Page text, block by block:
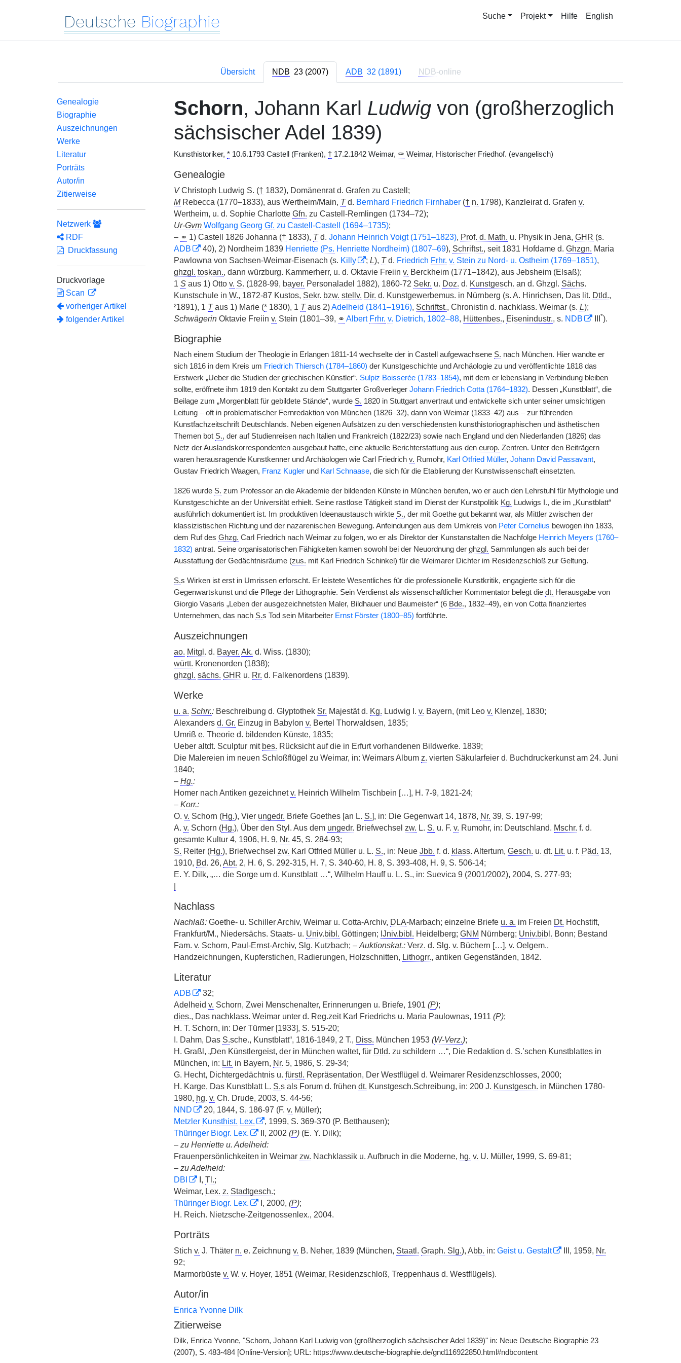
Deutsche Biographie Suche Projekt Hilfe English
Übersicht NDB 23 (2007) ADB 32 (1891) NDB-online
Genealogie
Biographie
Auszeichnungen
Werke
Literatur
Porträts
Autor/in
Zitierweise
Netzwerk
RDF
Druckfassung
Druckvorlage
Scan
vorheriger Artikel
folgender Artikel
Schorn, Johann Karl Ludwigvon (großherzoglich
sächsischer Adel 1839)
Kunsthistoriker, *10.6.1793 Castell (Franken), †17.2.1842 Weimar, ⚰ Weimar, Historischer Friedhof. (evangelisch)
Genealogie
VChristoph Ludwig S. († 1832), Domänenrat d. Grafen zu Castell;
MRebecca (1770–1833), aus Wertheim/Main, Td. Bernhard Friedrich Firnhaber(† n. 1798), Kanzleirat d. Grafen v.
Wertheim, u. d. Sophie Charlotte Gfn. zu Castell-Remlingen (1734–72);
Ur-Gvm Wolfgang Georg Gf. zu Castell-Castell (1694–1735);
– ⚭ 1) Castell 1826 Johanna († 1833), Td. Johann Heinrich Voigt (1751–1823), Prof. d. Math. u. Physik in Jena, GHR (s.
ADB
40), 2) Nordheim 1839 Henriette (Ps. Henriette Nordheim) (1807–69), Schriftst., seit 1831 Hofdame d. Ghzgn. Maria
Pawlowna von Sachsen-Weimar-Eisenach (s. Killy ; L), Td. Friedrich Frhr. v. Stein zu Nord- u. Ostheim (1769–1851),
ghzgl. toskan., dann würzburg. Kammerherr, u. d. Oktavie Freiin v. Berckheim (1771–1842), aus Jebsheim (Elsaß);
1 Saus 1) Otto v. S. (1828-99, bayer. Personaladel 1882), 1860-72 Sekr. u. Doz. d. Kunstgesch. an d. Ghzgl. Sächs.
Kunstschule in W., 1872-87 Kustos, Sekr. bzw. stellv. Dir. d. Kunstgewerbemus. in Nürnberg (s. A. Hinrichsen, Das lit. Dtld.,
²1891), 1 Taus 1) Marie (*1830), 1 Taus 2)Adelheid (1841–1916), Schriftst., Chronistin d. nachklass. Weimar (s. L);
SchwägerinOktavie Freiin v. Stein (1801–39, ⚭ Albert Frhr. v. Dietrich, 1802–88, Hüttenbes., Eisenindustr., s. NDB III *).
Biographie
Nach einem Studium der Theologie in Erlangen 1811-14 wechselte der in Castell aufgewachsene S. nach München. Hier wandte er
sich 1816 in dem Kreis um Friedrich Thiersch (1784–1860) der Kunstgeschichte und Archäologie zu und veröffentlichte 1818 das
Erstwerk „Ueber die Studien der griechischen Künstler“. Sulpiz Boisserée (1783–1854), mit dem er lebenslang in Verbindung bleiben
sollte, eröffnete ihm 1819 den Kontakt zu dem Stuttgarter Großverleger Johann Friedrich Cotta (1764–1832). Dessen „Kunstblatt“, die
Beilage zum „Morgenblatt für gebildete Stände“, wurde S. 1820 in Stuttgart anvertraut und entwickelte sich unter seiner umsichtigen
Leitung – oft in problematischer Fernredaktion von München (1826–32), dann von Weimar (1833–42) aus – zur führenden
Kunstfachzeitschrift Deutschlands. Neben eigenen Aufsätzen zu den verschiedensten kunsthistoriographischen und ästhetischen
Themen bot S., der auf Studienreisen nach Italien und Frankreich (1822/23) sowie nach England und den Niederlanden (1826) das
Netz der Auslandskorrespondenten ausgebaut hatte, eine aktuelle Berichterstattung aus den europ. Zentren. Unter den Beiträgern
waren herausragende Kunstkenner und Archäologen wie Carl Friedrich v. Rumohr, Karl Otfried Müller, Johann David Passavant,
Gustav Friedrich Waagen, Franz Kuglerund Karl Schnaase, die sich für die Etablierung der Kunstwissenschaft einsetzten.
1826 wurde S. zum Professor an die Akademie der bildenden Künste in München berufen, wo er auch den Lehrstuhl für Mythologie und
Kunstgeschichte an der Universität erhielt. Seine rastlose Tätigkeit stand im Dienst der Kunstpolitik Kg. Ludwigs I., die im „Kunstblatt“
ausführlich dokumentiert ist. Im produktiven Ideenaustausch wirkte S., der mit Goethe gut bekannt war, als Mittler zwischen der
klassizistischen Richtung und der nazarenischen Bewegung. Anfeindungen aus dem Umkreis von Peter Cornelius bewogen ihn 1833,
dem Ruf des Ghzg. Carl Friedrich nach Weimar zu folgen, wo er als Direktor der Kunstanstalten die Nachfolge Heinrich Meyers (1760–
1832) antrat. Seine organisatorischen Fähigkeiten kamen sowohl bei der Neuordnung der ghzgl. Sammlungen als auch bei der
Ausstattung der Gedächtnisräume (zus. mit Karl Friedrich Schinkel) für die Weimarer Dichter im Residenzschloß zur Geltung.
S.s Wirken ist erst in Umrissen erforscht. Er leistete Wesentliches für die professionelle Kunstkritik, engagierte sich für die
Gegenwartskunst und die Pflege der Lithographie. Sein Verdienst als wissenschaftlicher Kommentator belegt die dt. Herausgabe von
Giorgio Vasaris „Leben der ausgezeichnetsten Maler, Bildhauer und Baumeister“ (6 Bde., 1832–49), ein von Cotta finanziertes
Unternehmen, das nach S.s Tod sein Mitarbeiter Ernst Förster (1800–85) fortführte.
Auszeichnungen
ao. Mitgl. d. Bayer. Ak. d. Wiss. (1830);
württ. Kronenorden (1838);
ghzgl. sächs. GHR u. Rr. d. Falkenordens (1839).
Werke
u. a. Schrr.:Beschreibung d. Glyptothek Sr. Majestät d. Kg. Ludwig I. v. Bayern, (mit Leo v. Klenze|, 1830;
Alexanders d. Gr. Einzug in Babylon v. Bertel Thorwaldsen, 1835;
Umriß e. Theorie d. bildenden Künste, 1835;
Ueber altdt. Sculptur mit bes. Rücksicht auf die in Erfurt vorhandenen Bildwerke. 1839;
Die Malereien im neuen Schloßflügel zu Weimar, in: Weimars Album z. vierten Säkularfeier d. Buchdruckerkunst am 24. Juni
1840;
– Hg.:
Homer nach Antiken gezeichnetv. Heinrich Wilhelm Tischbein […], H. 7-9, 1821-24;
– Korr.:
O. v. Schorn (Hg.), Vier ungedr. Briefe Goethes [an L. S.], in: Die Gegenwart 14, 1878, Nr. 39, S. 197-99;
A. v. Schorn (Hg.), Über den Styl. Aus dem ungedr. Briefwechsel zw. L. S. u. F. v. Rumohr, in: Deutschland. Mschr. f. d.
gesamte Kultur 4, 1906, H. 9, Nr. 45, S. 284-93;
S. Reiter (Hg.), Briefwechsel zw. Karl Otfried Müller u. L. S., in: Neue Jbb. f. d. klass. Altertum, Gesch. u. dt. Lit. u. f. Päd. 13,
1910, Bd. 26, Abt. 2, H. 6, S. 292-315, H. 7, S. 340-60, H. 8, S. 393-408, H. 9, S. 506-14;
E. Y. Dilk, „… die Sorge um d. Kunstblatt …“, Wilhelm Hauff u. L. S., in: Suevica 9 (2001/2002), 2004, S. 277-93;
Nachlass
Nachlaß:Goethe- u. Schiller Archiv, Weimar u. Cotta-Archiv, DLA-Marbach; einzelne Briefe u. a. im Freien Dt. Hochstift,
Frankfurt/M., Niedersächs. Staats- u. Univ.bibl. Göttingen; IJniv.bibl. Heidelberg; GNM Nürnberg; Univ.bibl. Bonn; Bestand
Fam. v. Schorn, Paul-Ernst-Archiv, Slg. Kutzbach; – Auktionskat.: Verz. d. Slg. v. Büchern […], v. Oelgem.,
Handzeichnungen, Kupferstichen, Radierungen, Holzschnitten, Lithogrr., antiken Gegenständen, 1842.
Literatur
ADB
32;
Adelheid v. Schorn, Zwei Menschenalter, Erinnerungen u. Briefe, 1901 (P);
dies., Das nachklass. Weimar unter d. Reg.zeit Karl Friedrichs u. Maria Paulownas, 1911 (P);
H. T. Schorn, in: Der Türmer [1933], S. 515-20;
I. Dahm, Das S.sche., Kunstblatt“, 1816-1849, 2 T., Diss. München 1953 (W-Verz.);
H. Graßl, „Den Künstlergeist, der in München waltet, für Dtld. zu schildern …“, Die Redaktion d. S.’schen Kunstblattes in
München, in: Lit. in Bayern, Nr. 5, 1986, S. 29-34;
G. Hecht, Dichtergedächtnis u. fürstl. Repräsentation, Der Westflügel d. Weimarer Residenzschlosses, 2000;
H. Karge, Das Kunstblatt L. S.s als Forum d. frühen dt. Kunstgesch.Schreibung, in: 200 J. Kunstgesch. in München 1780-
1980, hg. v. Ch. Drude, 2003, S. 44-56;
NND
20, 1844, S. 186-97 (F. v. Müller);
Metzler Kunsthist. Lex.
, 1999, S. 369-370 (P. Betthausen);
Thüringer Biogr. Lex.
II, 2002 (P)(E. Y. Dilk);
– zu Henriette u. Adelheid:
Frauenpersönlichkeiten in Weimar zw. Nachklassik u. Aufbruch in die Moderne, hg. v. U. Müller, 1999, S. 69-81;
– zu Adelheid:
DBI
I, Tl.;
Weimar, Lex. z. Stadtgesch.;
Thüringer Biogr. Lex.
I, 2000, (P);
H. Reich. Nietzsche-Zeitgenossenlex., 2004.
Porträts
Stich v. J. Thäter n. e. Zeichnung v. B. Neher, 1839 (München, Staatl. Graph. Slg.), Abb. in: Geist u. Gestalt III, 1959, Nr.
92;
Marmorbüste v. W. v. Hoyer, 1851 (Weimar, Residenzschloß, Treppenhaus d. Westflügels).
Autor/in
Enrica Yvonne Dilk
Zitierweise
Dilk, Enrica Yvonne, "Schorn, Johann Karl Ludwig von (großherzoglich sächsischer Adel 1839)" in: Neue Deutsche Biographie 23
(2007), S. 483-484 [Online-Version]; URL: https://www.deutsche-biographie.de/gnd116922850.html#ndbcontent